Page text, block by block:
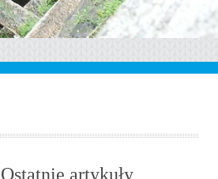
Ostatnie artykuły